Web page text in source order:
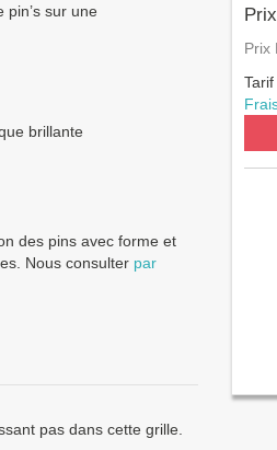
Prix
sur une
brillante
des pins avec forme et
Nous consulter par
pas dans cette grille.